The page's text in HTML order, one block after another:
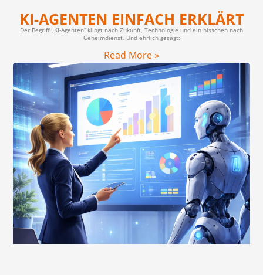
KI-AGENTEN EINFACH ERKLÄRT
Der Begriff „KI-Agenten“ klingt nach Zukunft, Technologie und ein bisschen nach
Geheimdienst. Und ehrlich gesagt:
Read More »